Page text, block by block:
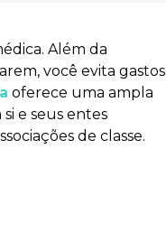
Além da
você evita gastos
oferece uma ampla
e seus entes
de classe.